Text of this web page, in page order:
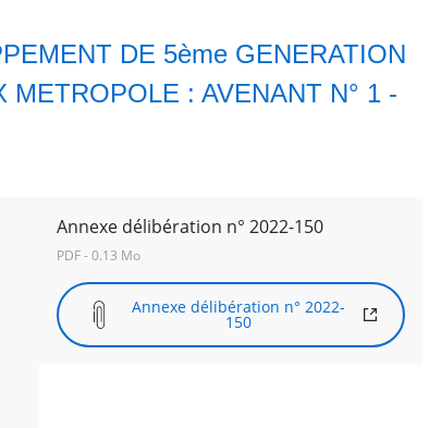
DE 5ème GENERATION
METROPOLE : AVENANT N° 1 -
Annexe délibération n° 2022-150
PDF - 0.13 Mo
Annexe délibération n° 2022-
150